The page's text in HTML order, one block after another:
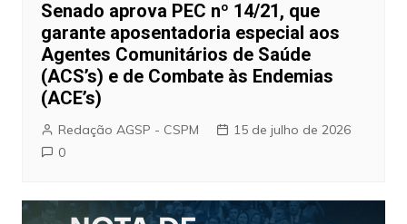
Senado aprova PEC nº 14/21, que
garante aposentadoria especial aos
Agentes Comunitários de Saúde
(ACS’s) e de Combate às Endemias
(ACE’s)
Redação AGSP - CSPM
15 de julho de 2026
0